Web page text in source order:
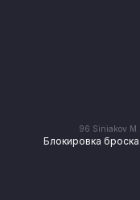
96 Siniakov M.
Блокировка броска